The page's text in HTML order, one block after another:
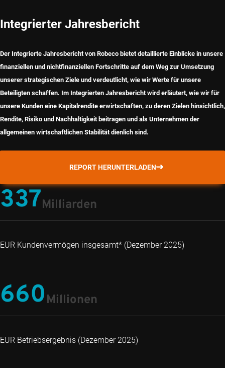
Integrierter Jahresbericht
Der Integrierte Jahresbericht von Robeco bietet detaillierte Einblicke in unsere
finanziellen und nichtfinanziellen Fortschritte auf dem Weg zur Umsetzung
unserer strategischen Ziele und verdeutlicht, wie wir Werte für unsere
Beteiligten schaffen. Im Integrierten Jahresbericht wird erläutert, wie wir für
unsere Kunden eine Kapitalrendite erwirtschaften, zu deren Zielen hinsichtlich,
Rendite, Risiko und Nachhaltigkeit beitragen und als Unternehmen der
allgemeinen wirtschaftlichen Stabilität dienlich sind.
REPORT HERUNTERLADEN
337Milliarden
EUR Kundenvermögen insgesamt* (Dezember 2025)
660 Millionen
EUR Betriebsergebnis (Dezember 2025)